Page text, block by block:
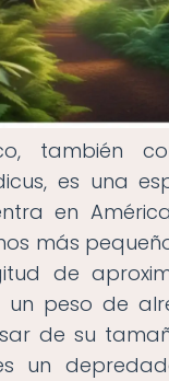
también
es una
en
más
de
peso de
de su
un